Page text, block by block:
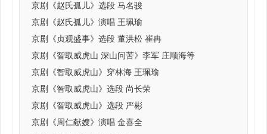
京剧《赵氏孤儿》选段 马名骏
京剧《赵氏孤儿》演唱 王珮瑜
京剧《贞观盛事》选段 董洪松 崔冉
京剧《智取威虎山 深山问苦》李军 庄顺海等
京剧《智取威虎山》穿林海 王珮瑜
京剧《智取威虎山》选段 尚长荣
京剧《智取威虎山》选段 严彬
京剧《周仁献嫂》演唱 金喜全